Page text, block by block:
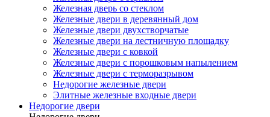
Железная дверь со стеклом
Железные двери в деревянный дом
Железные двери двухстворчатые
Железные двери на лестничную площадку
Железные двери с ковкой
Железные двери с порошковым напылением
Железные двери с терморазрывом
Недорогие железные двери
Элитные железные входные двери
Недорогие двери